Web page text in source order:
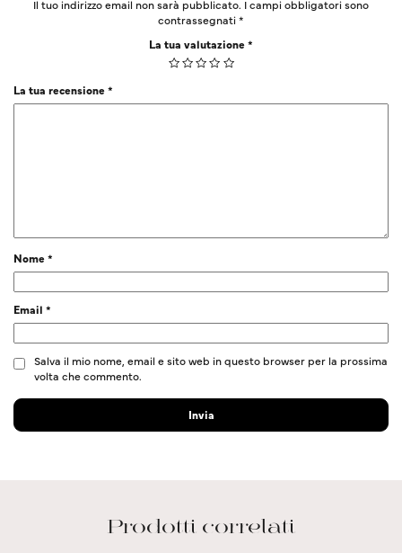
Il tuo indirizzo email non sarà pubblicato. I campi obbligatori sono
contrassegnati*
La tua valutazione*
La tua recensione*
Nome*
Email *
Salva il mio nome, email e sito web in questo browser per la prossima
volta che commento.
Prodotti correlati